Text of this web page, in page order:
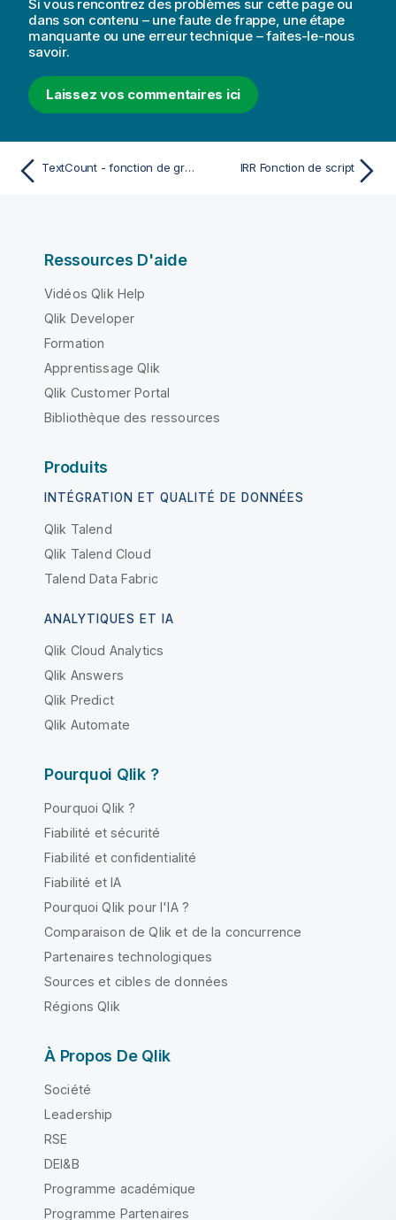
Si vous rencontrez des problèmes sur cette page ou
dans son contenu – une faute de frappe, une étape
manquante ou une erreur technique – faites-le-nous
savoir.
Laissez vos commentaires ici
TextCount - fonction de graphique IRR Fonction de script
Ressources D'aide
Vidéos Qlik Help
Qlik Developer
Formation
Apprentissage Qlik
Qlik Customer Portal
Bibliothèque des ressources
Produits
INTÉGRATION ET QUALITÉ DE DONNÉES
Qlik Talend
Qlik Talend Cloud
Talend Data Fabric
ANALYTIQUES ET IA
Qlik Cloud Analytics
Qlik Answers
Qlik Predict
Qlik Automate
Pourquoi Qlik ?
Pourquoi Qlik ?
Fiabilité et sécurité
Fiabilité et confidentialité
Fiabilité et IA
Pourquoi Qlik pour l'IA ?
Comparaison de Qlik et de la concurrence
Partenaires technologiques
Sources et cibles de données
Régions Qlik
À Propos De Qlik
Société
Leadership
RSE
DEI&B
Programme académique
Programme Partenaires